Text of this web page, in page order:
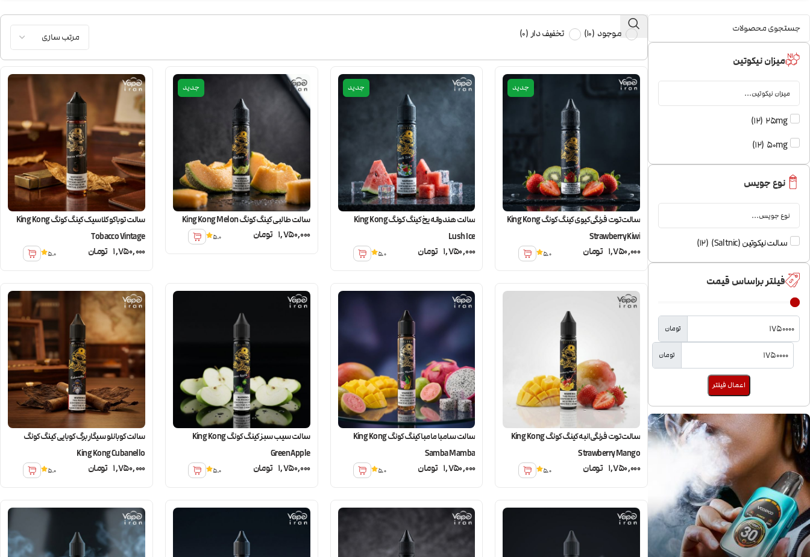
میزان نیکوتین
25mg
(
12
)
50mg
(
12
)
نوع جویس
سالت نیکوتین (Saltnic) (
12
)
فیلتر براساس قیمت
تومان
تومان
اعمال فیلتر
موجود (
10
) تخفیف دار (
0
)
جدید
سالت توت فرنگی کیوی کینگ کونگ King Kong
Strawberry Kiwi
1,750,000 تومان 5.0
جدید
سالت هندوانه یخ کینگ کونگ King Kong
Lush Ice
1,750,000 تومان 5.0
جدید
سالت طالبی کینگ کونگ King Kong Melon
1,750,000 تومان 5.0
سالت توباکو کلاسیک کینگ کونگ King Kong
Tobacco Vintage
1,750,000 تومان 5.0
سالت توت فرنگی انبه کینگ کونگ King Kong
Strawberry Mango
1,750,000 تومان 5.0
سالت سامبا مامبا کینگ کونگ King Kong
Samba Mamba
1,750,000 تومان 5.0
سالت سیب سبز کینگ کونگ King Kong
Green Apple
1,750,000 تومان 5.0
سالت کوبانلو سیگار برگ کوبایی کینگ کونگ
King Kong Cubanello
1,750,000 تومان 5.0